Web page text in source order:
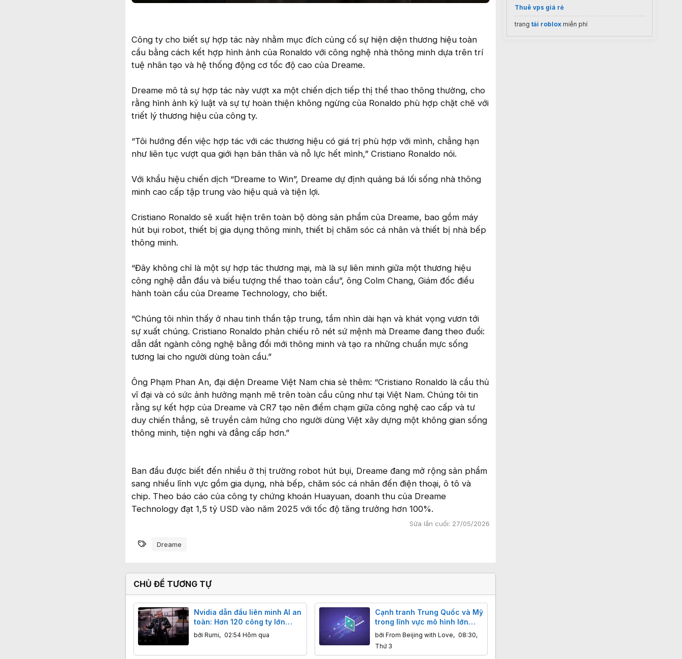
Công ty cho biết sự hợp tác này nhằm mục đích củng cố sự hiện diện thương hiệu toàn
cầu bằng cách kết hợp hình ảnh của Ronaldo với công nghệ nhà thông minh dựa trên trí
tuệ nhân tạo và hệ thống động cơ tốc độ cao của Dreame.
Dreame mô tả sự hợp tác này vượt xa một chiến dịch tiếp thị thể thao thông thường, cho
rằng hình ảnh kỷ luật và sự tự hoàn thiện không ngừng của Ronaldo phù hợp chặt chẽ với
triết lý thương hiệu của công ty.
“Tôi hướng đến việc hợp tác với các thương hiệu có giá trị phù hợp với mình, chẳng hạn
như liên tục vượt qua giới hạn bản thân và nỗ lực hết mình,” Cristiano Ronaldo nói.
Với khẩu hiệu chiến dịch “Dreame to Win”, Dreame dự định quảng bá lối sống nhà thông
minh cao cấp tập trung vào hiệu quả và tiện lợi.
Cristiano Ronaldo sẽ xuất hiện trên toàn bộ dòng sản phẩm của Dreame, bao gồm máy
hút bụi robot, thiết bị gia dụng thông minh, thiết bị chăm sóc cá nhân và thiết bị nhà bếp
thông minh.
“Đây không chỉ là một sự hợp tác thương mại, mà là sự liên minh giữa một thương hiệu
công nghệ dẫn đầu và biểu tượng thể thao toàn cầu”, ông Colm Chang, Giám đốc điều
hành toàn cầu của Dreame Technology, cho biết.
“Chúng tôi nhìn thấy ở nhau tinh thần tập trung, tầm nhìn dài hạn và khát vọng vươn tới
sự xuất chúng. Cristiano Ronaldo phản chiếu rõ nét sứ mệnh mà Dreame đang theo đuổi:
dẫn dắt ngành công nghệ bằng đổi mới thông minh và tạo ra những chuẩn mực sống
tương lai cho người dùng toàn cầu.”
Ông Phạm Phan An, đại diện Dreame Việt Nam chia sẻ thêm: “Cristiano Ronaldo là cầu thủ
vĩ đại và có sức ảnh hưởng mạnh mẽ trên toàn cầu cũng như tại Việt Nam. Chúng tôi tin
rằng sự kết hợp của Dreame và CR7 tạo nên điểm chạm giữa công nghệ cao cấp và tư
duy chiến thắng, sẽ truyền cảm hứng cho người dùng Việt xây dựng một không gian sống
thông minh, tiện nghi và đẳng cấp hơn.”
Ban đầu được biết đến nhiều ở thị trường robot hút bụi, Dreame đang mở rộng sản phẩm
sang nhiều lĩnh vực gồm gia dụng, nhà bếp, chăm sóc cá nhân đến điện thoại, ô tô và
chip. Theo báo cáo của công ty chứng khoán Huayuan, doanh thu của Dreame
Technology đạt 1,5 tỷ USD vào năm 2025 với tốc độ tăng trưởng hơn 100%.
Sửa lần cuối: 27/05/2026
Từ khóa
Dreame
CHỦ ĐỀ TƯƠNG TỰ
Nvidia dẫn đầu liên minh AI an
toàn: Hơn 120 công ty lớn
chạy đua bảo vệ AI nguồn mở
bởi Rumi, 02:54 Hôm qua
Cạnh tranh Trung Quốc và Mỹ
trong lĩnh vực mô hình lớn
ngày càng gay gắt: Hàng Mỹ
giảm giá mạnh để cạnh tranh
với Kimi và DeepSeek
bởi From Beijing with Love, 08:30,
Thứ 3
Thuê vps giá rẻ
trang tải roblox miễn phí